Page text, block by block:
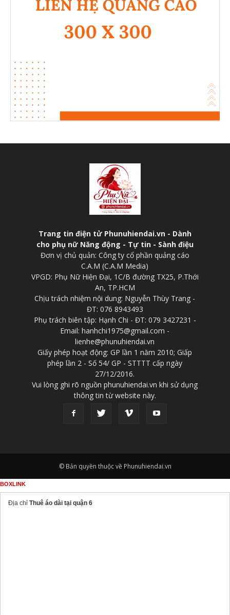
Trang tin điện tử Phunuhiendai.vn - Dành
cho phụ nữ Năng động - Tự tin - Sành điệu
Đơn vị chủ quản: Công ty cổ phần quảng cáo
C.A.M (C.A.M Media)
VPGD: Phụ Nữ Hiện Đại, 1C/B đường TX25, P.Thới
An, TP.HCM
Chịu trách nhiệm nội dung: Nguyễn Thùy Trang -
ĐT: 076 8943493
Phụ trách biên tập: Hạnh Chi - ĐT: 079 3427231 -
Email: hanhchi1975@gmail.com -
lienhe@phunuhiendai.vn
Giấy phép hoạt động: GP lần 1 năm 2010; Giấp
phép lần 2 - Số 54/ GP - STTTT cấp ngày
27/12/2016.
Vui lòng ghi rõ nguồn phunuhiendai.vn khi sử dụng
thông tin từ website này.
© Bản quyền thuộc về Phunuhiendai.vn
BOXLINK
Địa chỉ Thuê áo dài tại quận 6